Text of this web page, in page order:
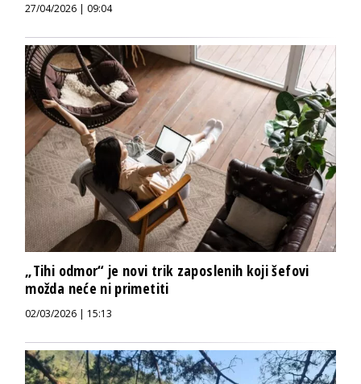
27/04/2026 | 09:04
„Tihi odmor“ je novi trik zaposlenih koji šefovi
možda neće ni primetiti
02/03/2026 | 15:13